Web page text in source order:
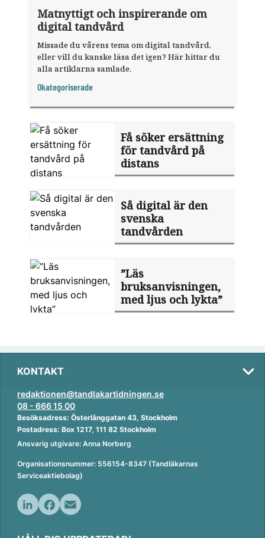
Matnyttigt och inspirerande om
digital tandvård
Missade du vårens tema om digital tandvård,
eller vill du kanske läsa det igen? Här hittar du
alla artiklarna samlade.
Okategoriserade
Få söker ersättning
för tandvård på
distans
Så digital är den
svenska
tandvården
”Läs
bruksanvisningen,
med ljus och lykta”
KONTAKT
redaktionen@tandlakartidningen.se
08 - 666 15 00
Besöksadress: Österlånggatan 43, Stockholm
Postadress: Box 1217, 111 82 Stockholm
Ansvarig utgivare: Anna Norberg
Organisationsnummer: 556154-8347 (Tandläkarnas
Serviceaktiebolag)